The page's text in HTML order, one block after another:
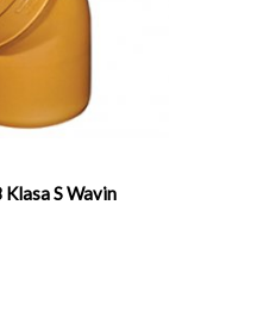
S Wavin